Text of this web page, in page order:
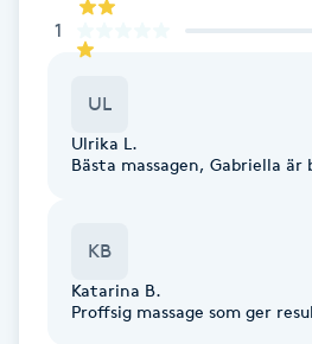
Fotsvamp
Fransar
Fransfärgning
1
UL
Ulrika L.
Bästa massagen, Gabriella är
KB
Katarina B.
Proffsig massage som ger